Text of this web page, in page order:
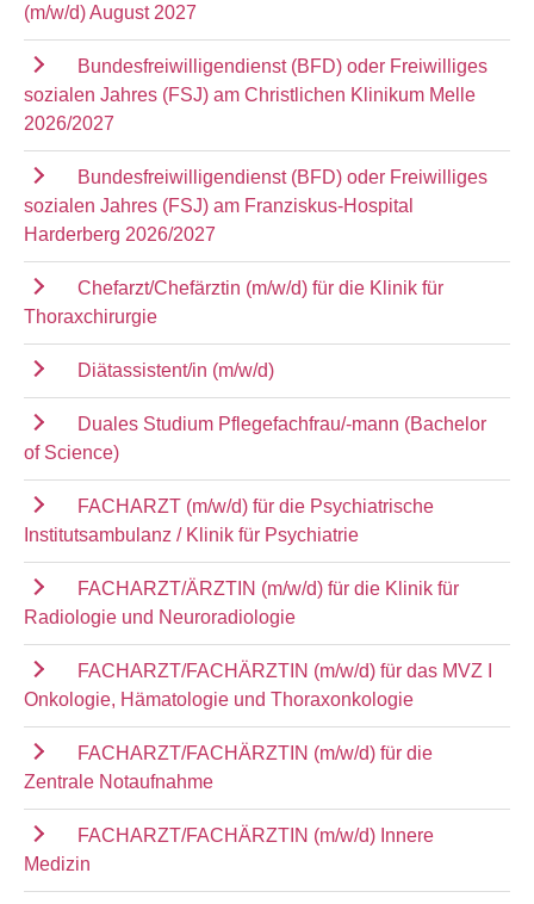
(m/w/d) August 2027
Bundesfreiwilligendienst (BFD) oder Freiwilliges
sozialen Jahres (FSJ) am Christlichen Klinikum Melle
2026/2027
Bundesfreiwilligendienst (BFD) oder Freiwilliges
sozialen Jahres (FSJ) am Franziskus-Hospital
Harderberg 2026/2027
Chefarzt/Chefärztin (m/w/d) für die Klinik für
Thoraxchirurgie
Diätassistent/in (m/w/d)
Duales Studium Pflegefachfrau/-mann (Bachelor
of Science)
FACHARZT (m/w/d) für die Psychiatrische
Institutsambulanz / Klinik für Psychiatrie
FACHARZT/ÄRZTIN (m/w/d) für die Klinik für
Radiologie und Neuroradiologie
FACHARZT/FACHÄRZTIN (m/w/d) für das MVZ I
Onkologie, Hämatologie und Thoraxonkologie
FACHARZT/FACHÄRZTIN (m/w/d) für die
Zentrale Notaufnahme
FACHARZT/FACHÄRZTIN (m/w/d) Innere
Medizin